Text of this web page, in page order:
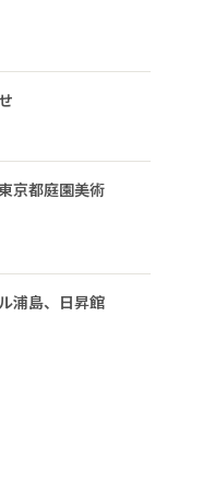
京都庭園美術
浦島、日昇館